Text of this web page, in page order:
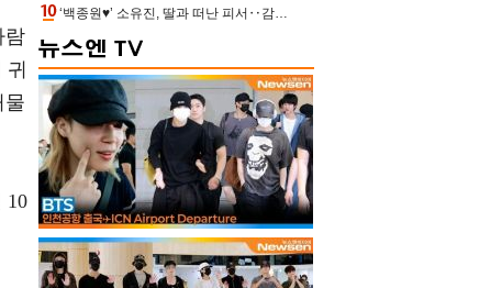
람
물
10
‘백종원♥’ 소유진, 딸과 떠난 피서‥감탄만 나오는 수영복 자태